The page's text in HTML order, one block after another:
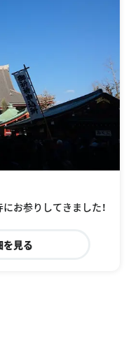
お参りしてきました！
を見る